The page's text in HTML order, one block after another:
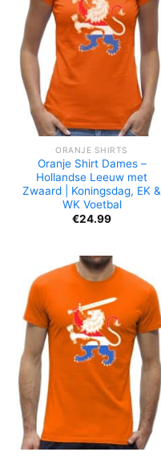
ORANJE SHIRTS
Oranje Shirt Dames –
Hollandse Leeuw met
Zwaard | Koningsdag, EK &
WK Voetbal
€24.99